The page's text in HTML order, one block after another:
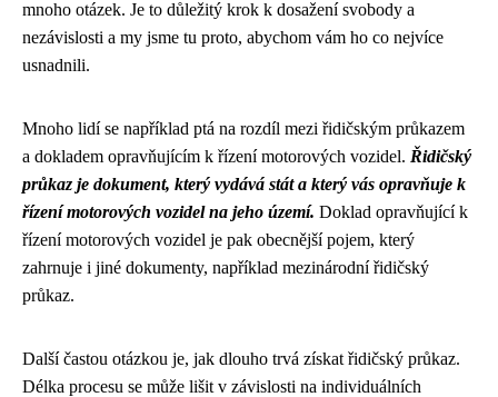
mnoho otázek. Je to důležitý krok k dosažení svobody a
nezávislosti a my jsme tu proto, abychom vám ho co nejvíce
usnadnili.
Mnoho lidí se například ptá na rozdíl mezi řidičským průkazem
a dokladem opravňujícím k řízení motorových vozidel. Řidičský
průkaz je dokument, který vydává stát a který vás opravňuje k
řízení motorových vozidel na jeho území. Doklad opravňující k
řízení motorových vozidel je pak obecnější pojem, který
zahrnuje i jiné dokumenty, například mezinárodní řidičský
průkaz.
Další častou otázkou je, jak dlouho trvá získat řidičský průkaz.
Délka procesu se může lišit v závislosti na individuálních